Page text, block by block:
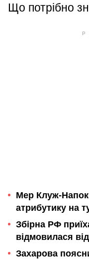
Що потрібно
Мер Клуж-
атрибутику на
Збірна РФ
відмовилася від
Захарова